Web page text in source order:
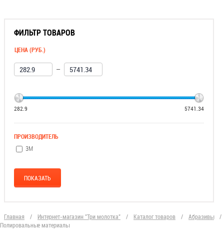
ФИЛЬТР ТОВАРОВ
ЦЕНА (РУБ.)
—
282.9 5741.34
ПРОИЗВОДИТЕЛЬ
3М
Главная / Интернет-магазин "Три молотка" / Каталог товаров / Абразивы
/
Полировальные материалы